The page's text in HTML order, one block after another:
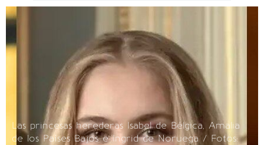
Las princesas herederas Isabel de Bélgica, Amalia
de los Países Bajos e Ingrid de Noruega / Fotos: